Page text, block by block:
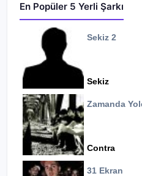
En Popüler 5 Yerli Şarkı
Sekiz 2
Sekiz
Zamanda
Contra
31 Ekran